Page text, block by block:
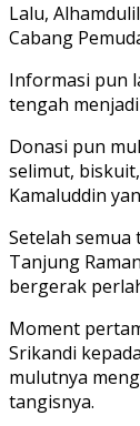
Lalu,
Cabang
Informasi pun
tengah
Donasi pun
selimut,
Kamaluddin
Setelah
Tanjung
bergerak
Moment
Srikandi
mulutnya
tangisnya.